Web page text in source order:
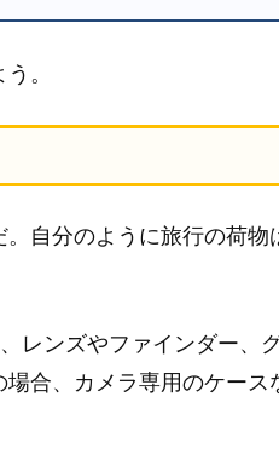
。
自分のように旅行の荷物
レンズやファインダー、
合、カメラ専用のケース